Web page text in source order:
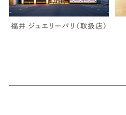
福井 ジュエリーパリ（取扱店）